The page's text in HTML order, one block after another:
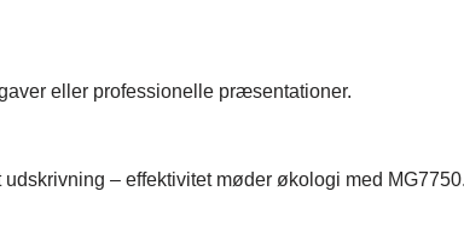
eller professionelle præsentationer.
– effektivitet møder økologi med